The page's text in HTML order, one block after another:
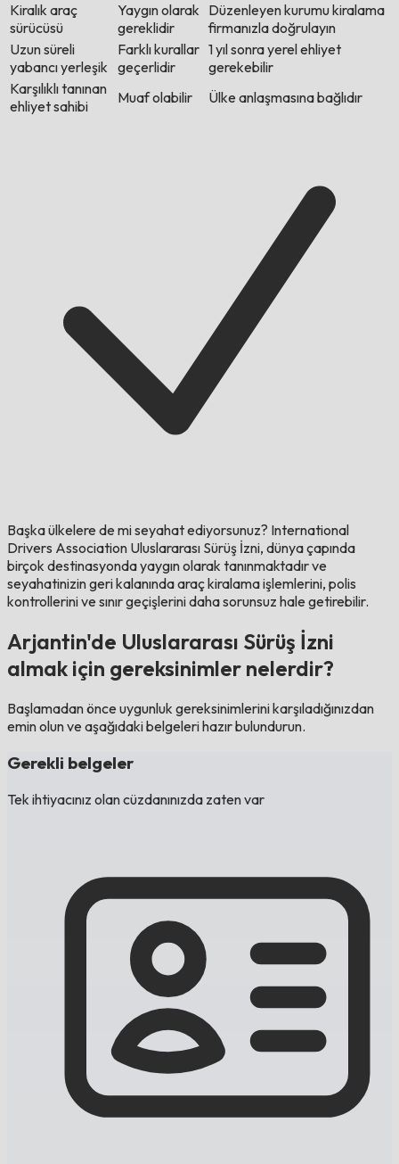
Kiralık araç
sürücüsü
Yaygın olarak
gereklidir
Düzenleyen kurumu kiralama
firmanızla doğrulayın
Uzun süreli
yabancı yerleşik
Farklı kurallar
geçerlidir
1 yıl sonra yerel ehliyet
gerekebilir
Karşılıklı tanınan
ehliyet sahibi
Muaf olabilir Ülke anlaşmasına bağlıdır
Başka ülkelere de mi seyahat ediyorsunuz? International
Drivers Association Uluslararası Sürüş İzni, dünya çapında
birçok destinasyonda yaygın olarak tanınmaktadır ve
seyahatinizin geri kalanında araç kiralama işlemlerini, polis
kontrollerini ve sınır geçişlerini daha sorunsuz hale getirebilir.
Arjantin'de Uluslararası Sürüş İzni
almak için gereksinimler nelerdir?
Başlamadan önce uygunluk gereksinimlerini karşıladığınızdan
emin olun ve aşağıdaki belgeleri hazır bulundurun.
Gerekli belgeler
Tek ihtiyacınız olan cüzdanınızda zaten var